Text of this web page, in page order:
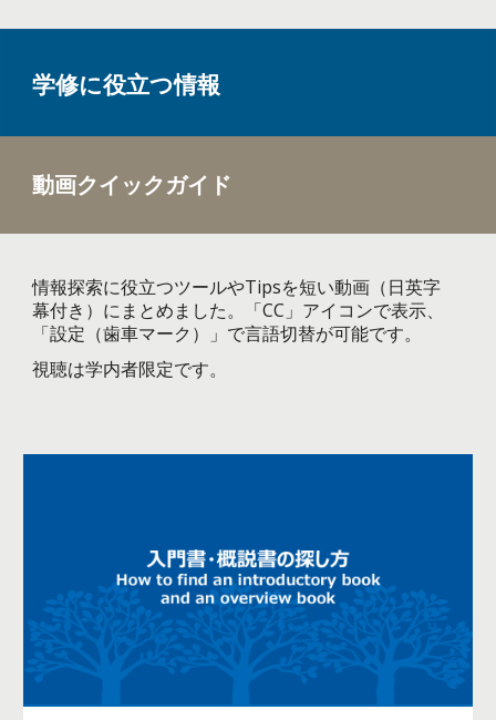
学修に役立つ情報
動画クイックガイド
情報探索に役立つツールやTipsを短い動画（日英字
幕付き）にまとめました。「CC」アイコンで表示、
「設定（歯車マーク）」で言語切替が可能です。
視聴は学内者限定です。